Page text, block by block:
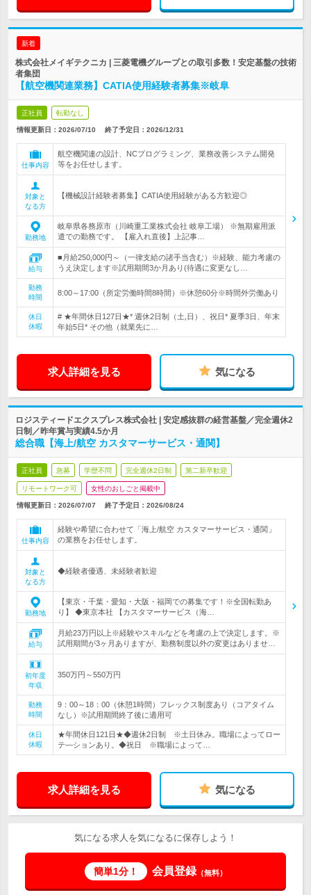
新着
株式会社メイギテクニカ | 三菱電機グループとの取引多数！安定基盤の技術
者集団
【航空機関連業務】CATIA使用経験者募集※岐阜
正社員 転勤なし
情報更新日：2026/07/10 終了予定日： 2026/12/31
仕事内容
航空機関連の設計、NCプログラミング、業務改善システム開発
等をお任せします。
対象と
なる方
【機械設計経験者募集】CATIA使用経験がある方歓迎◎
勤務地
岐阜県各務原市（川崎重工業株式会社 岐阜工場） ※無期雇用派
遣での勤務です。 【雇入れ直後】上記事…
給与
■月給250,000円～（一律支給の諸手当含む）※経験、能力考慮の
うえ決定します※試用期間3か月あり(待遇に変更なし…
勤務
時間
8:00～17:00（所定労働時間8時間）※休憩60分※時間外労働あり
休日
休暇
# ★年間休日127日★* 週休2日制（土,日）、祝日* 夏季3日、年末
年始5日* その他（就業先に…
求人詳細を見る 気になる
ロジスティードエクスプレス株式会社 | 安定感抜群の経営基盤／完全週休2
日制／昨年賞与実績4.5か月
総合職【海上/航空 カスタマーサービス・通関】
正社員 急募 学歴不問 完全週休2日制 第二新卒歓迎
リモートワーク可 女性のおしごと掲載中
情報更新日：2026/07/07 終了予定日： 2026/08/24
仕事内容
経験や希望に合わせて「海上/航空 カスタマーサービス・通関」
の業務をお任せします。
対象と
なる方
◆経験者優遇、未経験者歓迎
勤務地
【東京・千葉・愛知・大阪・福岡での募集です！※全国転勤あ
り】 ◆東京本社 【カスタマーサービス（海…
給与
月給23万円以上※経験やスキルなどを考慮の上で決定します。※
試用期間が3ヶ月ありますが、勤務制度以外の変更はありませ…
初年度
年収
350万円～550万円
勤務
時間
9：00～18：00（休憩1時間）フレックス制度あり（コアタイム
なし）※試用期間終了後に適用可
休日
休暇
★年間休日121日★◆週休2日制 ※土日休み。職場によってロー
テ―ションあり。◆祝日 ※職場によって…
求人詳細を見る 気になる
気になる求人を気になるに保存しよう！
簡単1分！ 会員登録（無料）